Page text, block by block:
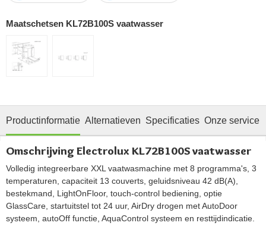
Maatschetsen KL72B100S vaatwasser
Productinformatie Alternatieven Specificaties Onze service
Omschrijving Electrolux KL72B100S vaatwasser
Volledig integreerbare XXL vaatwasmachine met 8 programma's, 3
temperaturen, capaciteit 13 couverts, geluidsniveau 42 dB(A),
bestekmand, LightOnFloor, touch-control bediening, optie
GlassCare, startuitstel tot 24 uur, AirDry drogen met AutoDoor
systeem, autoOff functie, AquaControl systeem en resttijdindicatie.